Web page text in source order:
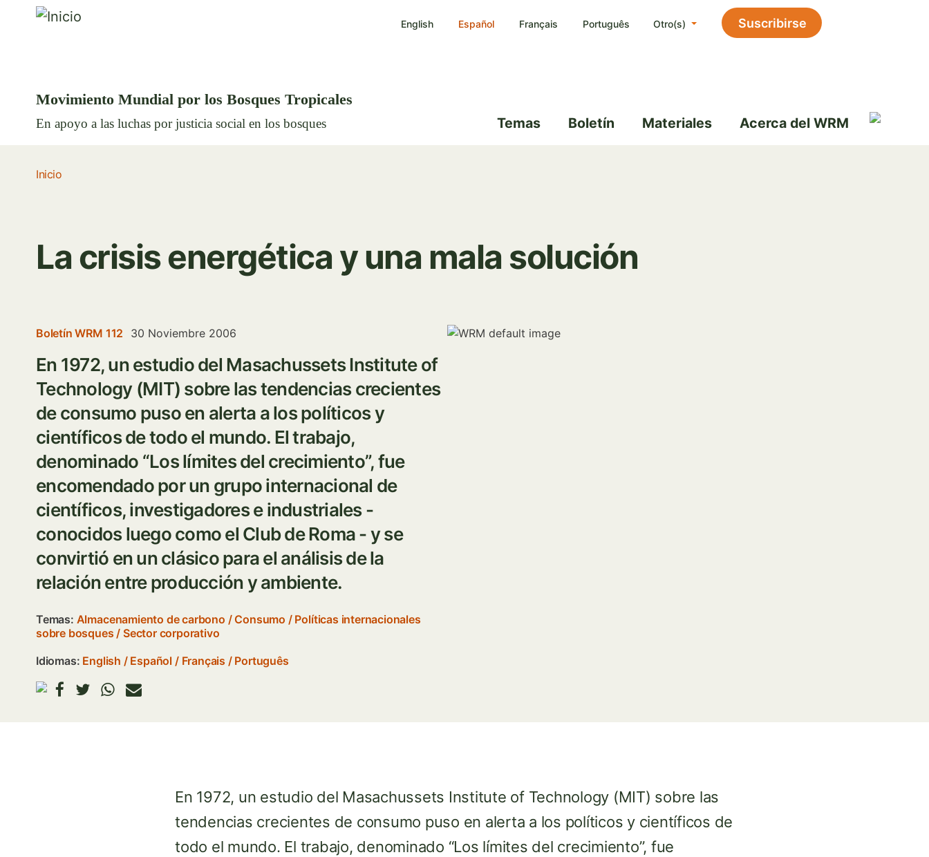
al
Movimiento Mundial por los Bosques Tropicales
En apoyo a las luchas por justicia social en los bosques
English Español Français Português Otro(s) Suscribirse
Temas Boletín Materiales Acerca del WRM
Inicio
La crisis energética y una mala solución
Boletín WRM 112 30 Noviembre 2006
En 1972, un estudio del Masachussets Institute of
Technology (MIT) sobre las tendencias crecientes
de consumo puso en alerta a los políticos y
científicos de todo el mundo. El trabajo,
denominado “Los límites del crecimiento”, fue
encomendado por un grupo internacional de
científicos, investigadores e industriales -
conocidos luego como el Club de Roma - y se
convirtió en un clásico para el análisis de la
relación entre producción y ambiente.
Temas: Almacenamiento de carbono /Consumo / Políticas internacionales
sobre bosques / Sector corporativo
Idiomas: English Español Français Português
Imagen
En 1972, un estudio del Masachussets Institute of Technology (MIT) sobre las
tendencias crecientes de consumo puso en alerta a los políticos y científicos de
todo el mundo. El trabajo, denominado “Los límites del crecimiento”, fue